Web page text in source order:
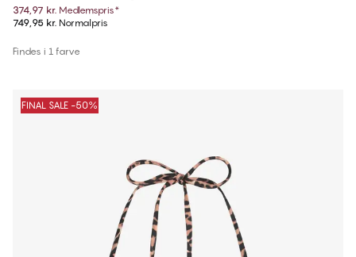
374,97 kr. Medlemspris*
749,95 kr. Normalpris
Findes i 1 farve
FINAL SALE -50%